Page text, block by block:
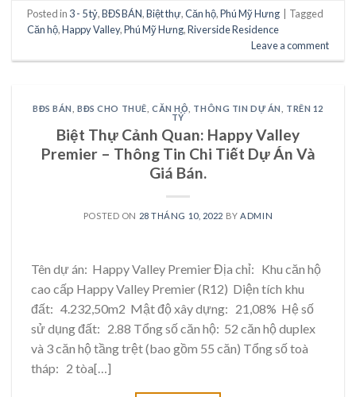
Posted in 3 - 5 tỷ,BĐS BÁN,Biệt thự,Căn hộ,Phú Mỹ Hưng
Tagged
Căn hộ,Happy Valley,Phú Mỹ Hưng,Riverside Residence
Leave a comment
BĐS BÁN ,BĐS CHO THUÊ CĂN HỘ THÔNG TIN DỰ ÁN
TRÊN 12
TỶ
Biệt Thự Cảnh Quan: Happy Valley
Premier – Thông Tin Chi Tiết Dự Án Và
Giá Bán.
POSTED ON 28 THÁNG 10, 2022 BYADMIN
Tên dự án: Happy Valley Premier Địa chỉ: Khu căn hộ
cao cấp Happy Valley Premier (R12) Diện tích khu
đất: 4.232,50m2 Mật độ xây dựng: 21,08% Hệ số
sử dụng đất: 2.88 Tổng số căn hộ: 52 căn hộ duplex
và 3 căn hộ tầng trệt (bao gồm 55 căn) Tổng số toà
tháp: 2 tòa[…]